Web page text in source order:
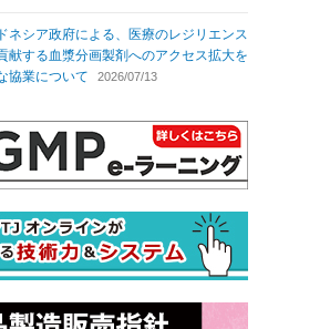
ネシア政府による、医療のレジリエンス
献する血漿分画製剤へのアクセス拡大を
協業について
2026/07/13